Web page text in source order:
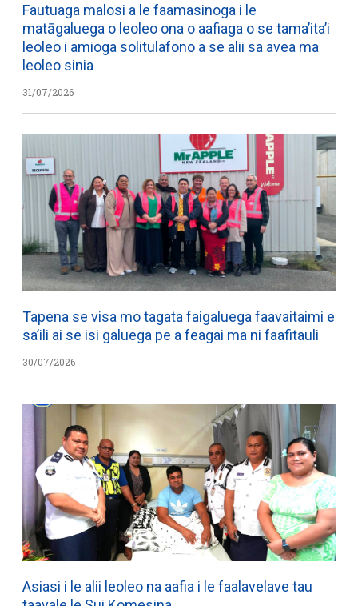
Fautuaga malosi a le faamasinoga i le
matāgaluega o leoleo ona o aafiaga o se tama’ita’i
leoleo i amioga solitulafono a se alii sa avea ma
leoleo sinia
31/07/2026
Tapena se visa mo tagata faigaluega faavaitaimi e
sa’ili ai se isi galuega pe a feagai ma ni faafitauli
30/07/2026
Asiasi i le alii leoleo na aafia i le faalavelave tau